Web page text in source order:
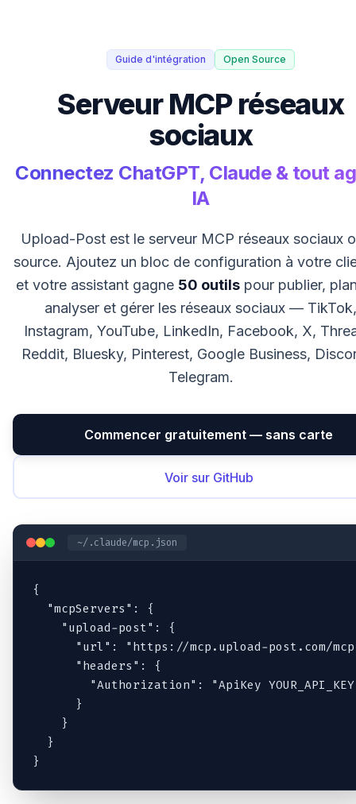
Guide d'intégration Open Source
Serveur MCP réseaux
sociaux
Connectez ChatGPT, Claude & tout
IA
Upload-Post est le serveur MCP réseaux sociaux
source. Ajoutez un bloc de configuration à votre
et votre assistant gagne 50 outils pour publier,
analyser et gérer les réseaux sociaux — TikTok,
Instagram, YouTube, LinkedIn, Facebook, X,
Reddit, Bluesky, Pinterest, Google Business,
Telegram.
Commencer gratuitement — sans carte
Voir sur GitHub
~/.claude/mcp.json
{
  "mcpServers": {
    "upload-post": {
"url": "https://mcp.upload-post.com/
      "headers": {
"Authorization": "ApiKey
      }
    }
  }
}